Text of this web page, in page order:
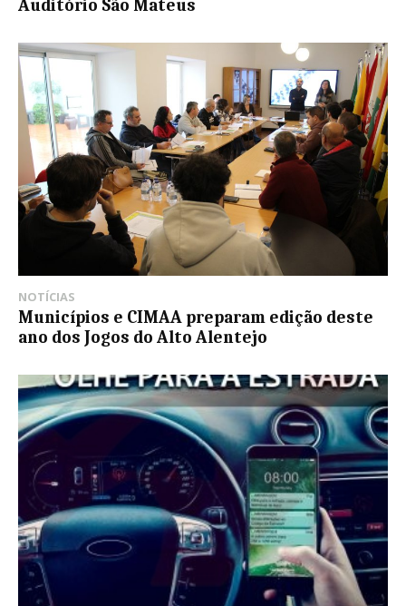
Auditório São Mateus
NOTÍCIAS
Municípios e CIMAA preparam edição deste
ano dos Jogos do Alto Alentejo